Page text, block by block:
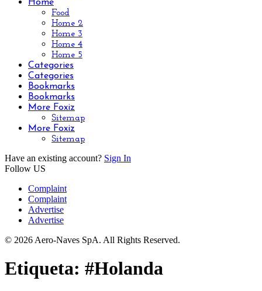
Home
Food
Home 2
Home 3
Home 4
Home 5
Categories
Categories
Bookmarks
Bookmarks
More Foxiz
Sitemap
More Foxiz
Sitemap
Have an existing account? Sign In
Follow US
Complaint
Complaint
Advertise
Advertise
© 2026 Aero-Naves SpA. All Rights Reserved.
Etiqueta: #Holanda